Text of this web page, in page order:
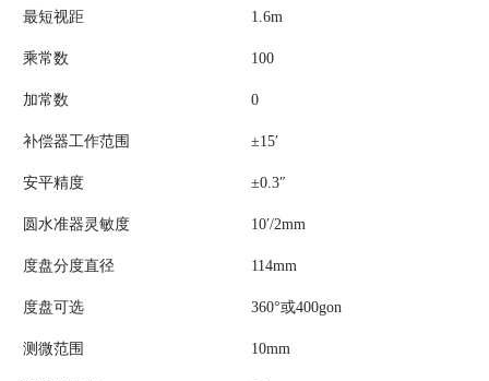
最短视距 1.6m
乘常数 100
加常数 0
补偿器工作范围 ±15′
安平精度 ±0.3″
圆水准器灵敏度 10′/2mm
度盘分度直径 114mm
度盘可选 360°或400gon
测微范围 10mm